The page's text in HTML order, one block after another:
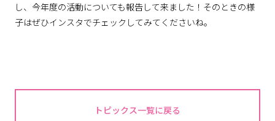
し、今年度の活動についても報告して来ました！そのときの様
子はぜひインスタでチェックしてみてくださいね。
トピックス一覧に戻る